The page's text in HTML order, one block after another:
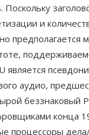
и
предполагается
является
аудио,
беззнаковый
конца
процессоры